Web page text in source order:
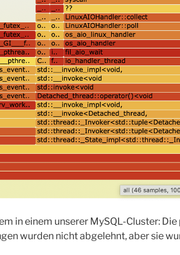
in einem unserer MySQL-Cluster:
wurden nicht abgelehnt, aber sie